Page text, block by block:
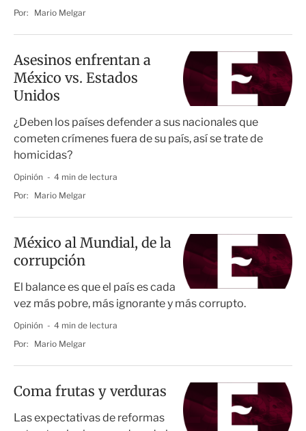
Por:
Mario Melgar
Asesinos enfrentan a
México vs. Estados
Unidos
¿Deben los países defender a sus nacionales que
cometen crímenes fuera de su país, así se trate de
homicidas?
Opinión
4 min de lectura
Por:
Mario Melgar
México al Mundial, de la
corrupción
El balance es que el país es cada
vez más pobre, más ignorante y más corrupto.
Opinión
4 min de lectura
Por:
Mario Melgar
Coma frutas y verduras
Las expectativas de reformas